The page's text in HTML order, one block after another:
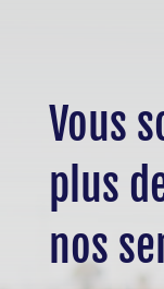
Vous
plus
nos